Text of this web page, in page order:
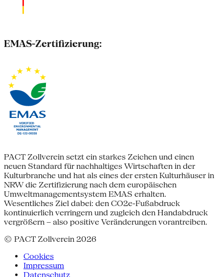
EMAS-Zertifizierung:
PACT Zollverein setzt ein starkes Zeichen und einen
neuen Standard für nachhaltiges Wirtschaften in der
Kulturbranche und hat als eines der ersten Kulturhäuser in
NRW die Zertifizierung nach dem europäischen
Umweltmanagementsystem EMAS erhalten.
Wesentliches Ziel dabei: den CO2e-Fußabdruck
kontinuierlich verringern und zugleich den Handabdruck
vergrößern – also positive Veränderungen vorantreiben.
© PACT Zollverein 2026
Cookies
Impressum
Datenschutz